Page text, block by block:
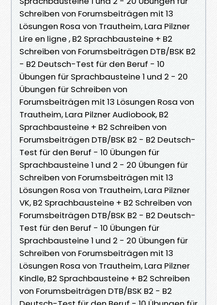
Schreiben von Forumsbeiträgen mit 13
Lösungen Rosa von Trautheim, Lara Pilzner
Lire en ligne , B2 Sprachbausteine + B2
Schreiben von Forumsbeiträgen DTB/BSK B2
- B2 Deutsch-Test für den Beruf - 10
Übungen für Sprachbausteine 1 und 2 - 20
Übungen für Schreiben von
Forumsbeiträgen mit 13 Lösungen Rosa von
Trautheim, Lara Pilzner Audiobook, B2
Sprachbausteine + B2 Schreiben von
Forumsbeiträgen DTB/BSK B2 - B2 Deutsch-
Test für den Beruf - 10 Übungen für
Sprachbausteine 1 und 2 - 20 Übungen für
Schreiben von Forumsbeiträgen mit 13
Lösungen Rosa von Trautheim, Lara Pilzner
VK, B2 Sprachbausteine + B2 Schreiben von
Forumsbeiträgen DTB/BSK B2 - B2 Deutsch-
Test für den Beruf - 10 Übungen für
Sprachbausteine 1 und 2 - 20 Übungen für
Schreiben von Forumsbeiträgen mit 13
Lösungen Rosa von Trautheim, Lara Pilzner
Kindle, B2 Sprachbausteine + B2 Schreiben
von Forumsbeiträgen DTB/BSK B2 - B2